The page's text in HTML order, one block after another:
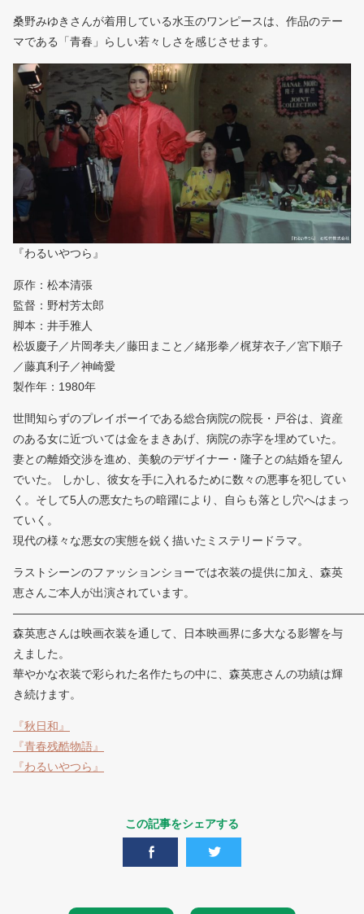
桑野みゆきさんが着用している水玉のワンピースは、作品のテー
マである「青春」らしい若々しさを感じさせます。
『わるいやつら』
原作：松本清張
監督：野村芳太郎
脚本：井手雅人
松坂慶子／片岡孝夫／藤田まこと／緒形拳／梶芽衣子／宮下順子
／藤真利子／神崎愛
製作年：1980年
世間知らずのプレイボーイである総合病院の院長・戸谷は、資産
のある女に近づいては金をまきあげ、病院の赤字を埋めていた。
妻との離婚交渉を進め、美貌のデザイナー・隆子との結婚を望ん
でいた。 しかし、彼女を手に入れるために数々の悪事を犯してい
く。そして5人の悪女たちの暗躍により、自らも落とし穴へはまっ
ていく。
現代の様々な悪女の実態を鋭く描いたミステリードラマ。
ラストシーンのファッションショーでは衣装の提供に加え、森英
恵さんご本人が出演されています。
森英恵さんは映画衣装を通して、日本映画界に多大なる影響を与
えました。
華やかな衣装で彩られた名作たちの中に、森英恵さんの功績は輝
き続けます。
『秋日和』
『青春残酷物語』
『わるいやつら』
この記事をシェアする